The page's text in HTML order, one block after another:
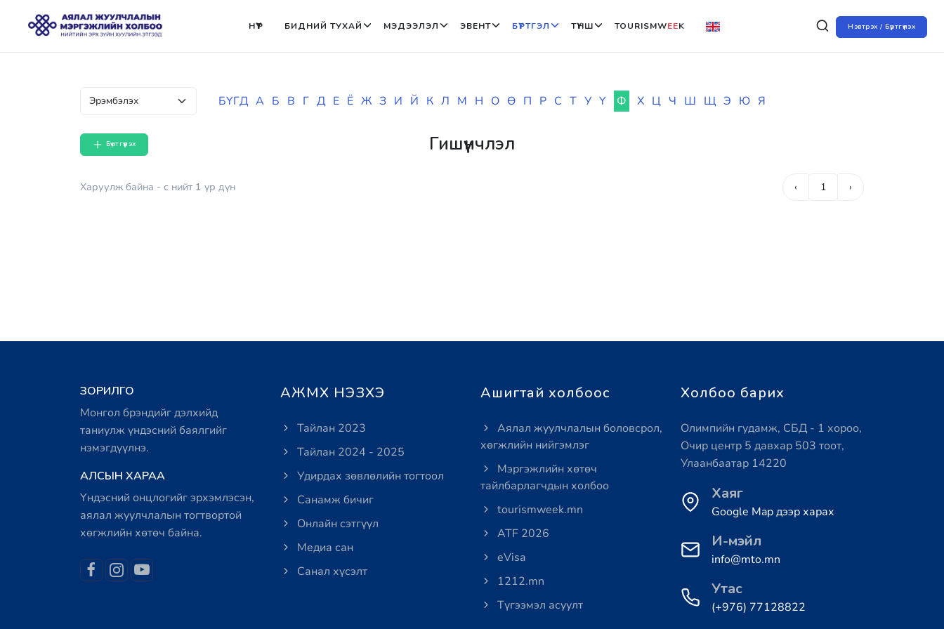
Нэвтрэх / Бүртгүүлэх
НҮҮР БИДНИЙ ТУХАЙ МЭДЭЭЛЭЛ ЭВЕНТ БҮРТГЭЛ ТҮНШ TOURISMWEEK
БҮГД А Б В Г Д Е Ё Ж З И Й К Л М Н О Ө П Р С Т У Ү Ф Х Ц Ч Ш Щ Э Ю Я
Бүртгүүлэх Гишүүнчлэл
Харуулж байна - с нийт 1 үр дүн ‹ 1 ›
ЗОРИЛГО
Монгол брэндийг дэлхийд
таниулж үндэсний баялгийг
нэмэгдүүлнэ.
АЛСЫН ХАРАА
Үндэсний онцлогийг эрхэмлэсэн,
аялал жуулчлалын тогтвортой
хөгжлийн хөтөч байна.
АЖМХ НЭЗХЭ
Тайлан 2023
Тайлан 2024 - 2025
Удирдах зөвлөлийн тогтоол
Санамж бичиг
Онлайн сэтгүүл
Медиа сан
Санал хүсэлт
Ашигтай холбоос
Аялал жуулчлалын боловсрол,
хөгжлийн нийгэмлэг
Мэргэжлийн хөтөч
тайлбарлагчдын холбоо
tourismweek.mn
ATF 2026
eVisa
1212.mn
Түгээмэл асуулт
Холбоо барих
Олимпийн гудамж, СБД - 1 хороо,
Очир центр 5 давхар 503 тоот,
Улаанбаатар 14220
Хаяг
Google Map дээр харах
И-мэйл
info@mto.mn
Утас
(+976) 77128822